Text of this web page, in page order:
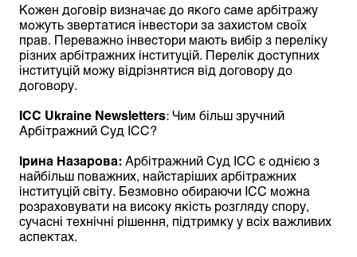
Кожен договір визначає до якого саме арбітражу
можуть звертатися інвестори за захистом своїх
прав. Переважно інвестори мають вибір з переліку
різних арбітражних інституцій. Перелік доступних
інституцій можу відрізнятися від договору до
договору.
ICC Ukraine Newsletters: Чим більш зручний
Арбітражний Суд ІСС?
Ірина Назарова: Арбітражний Суд ІСС є однією з
найбільш поважних, найстаріших арбітражних
інституцій світу. Безмовно обираючи ICC можна
розраховувати на високу якість розгляду спору,
сучасні технічні рішення, підтримку у всіх важливих
аспектах.